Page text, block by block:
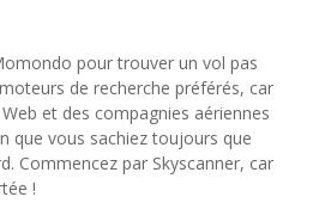
pour trouver un vol pas
de recherche préférés, car
et des compagnies aériennes
que vous sachiez toujours que
Commencez par Skyscanner, car
!